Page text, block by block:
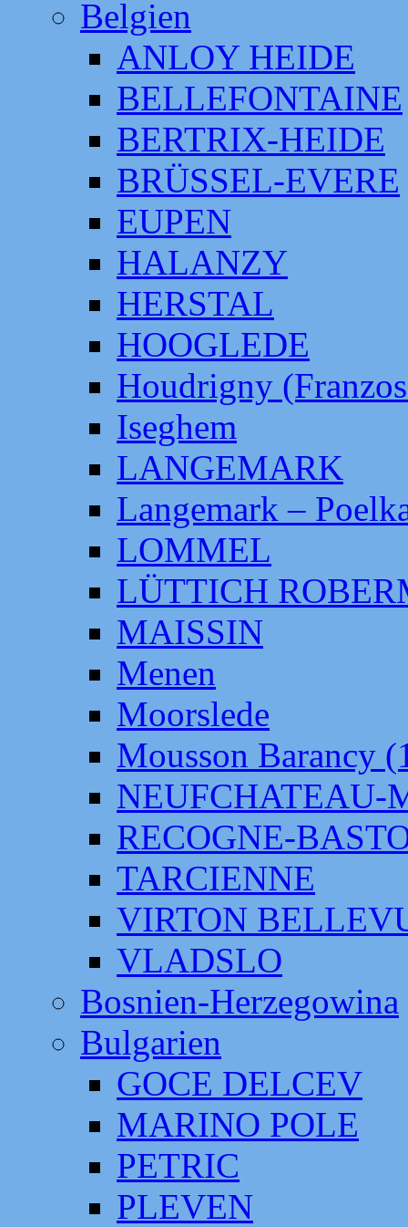
Belgien
ANLOY HEIDE
BELLEFONTAINE
BERTRIX-HEIDE
BRÜSSEL-EVERE
EUPEN
HALANZY
HERSTAL
HOOGLEDE
Houdrigny
Iseghem
LANGEMARK
Langemark –
LOMMEL
LÜTTICH
MAISSIN
Menen
Moorslede
Mousson Barancy
NEUFCHATEAU-
RECOGNE-
TARCIENNE
VIRTON
VLADSLO
Bosnien-Herzegowina
Bulgarien
GOCE DELCEV
MARINO POLE
PETRIC
PLEVEN